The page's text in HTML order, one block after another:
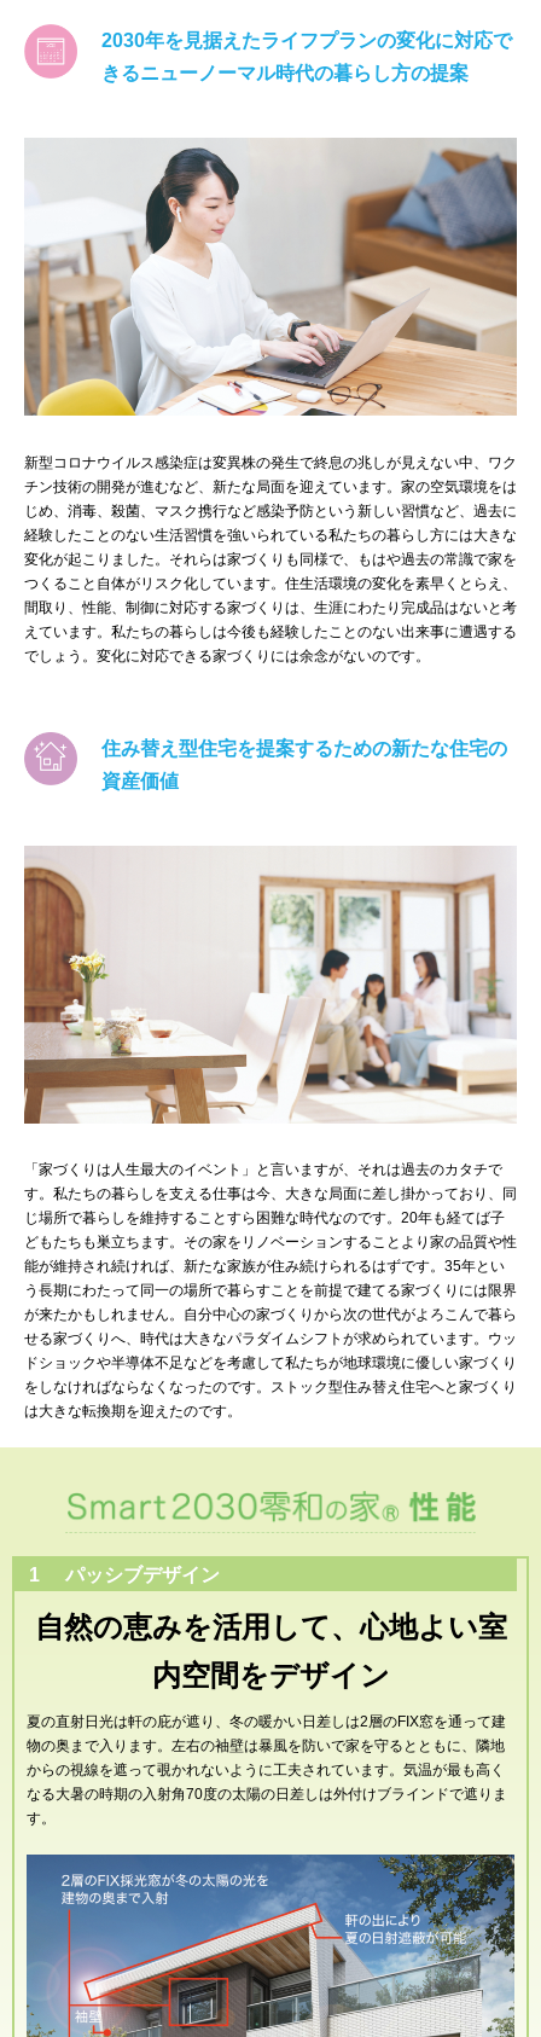
2030年を見据えたライフプランの変化に対応で
きるニューノーマル時代の暮らし方の提案
新型コロナウイルス感染症は変異株の発生で終息の兆しが見えない中、ワク
チン技術の開発が進むなど、新たな局面を迎えています。家の空気環境をは
じめ、消毒、殺菌、マスク携行など感染予防という新しい習慣など、過去に
経験したことのない生活習慣を強いられている私たちの暮らし方には大きな
変化が起こりました。それらは家づくりも同様で、もはや過去の常識で家を
つくること自体がリスク化しています。住生活環境の変化を素早くとらえ、
間取り、性能、制御に対応する家づくりは、生涯にわたり完成品はないと考
えています。私たちの暮らしは今後も経験したことのない出来事に遭遇する
でしょう。変化に対応できる家づくりには余念がないのです。
住み替え型住宅を提案するための新たな住宅の
資産価値
「家づくりは人生最大のイベント」と言いますが、それは過去のカタチで
す。私たちの暮らしを支える仕事は今、大きな局面に差し掛かっており、同
じ場所で暮らしを維持することすら困難な時代なのです。20年も経てば子
どもたちも巣立ちます。その家をリノベーションすることより家の品質や性
能が維持され続ければ、新たな家族が住み続けられるはずです。35年とい
う長期にわたって同一の場所で暮らすことを前提で建てる家づくりには限界
が来たかもしれません。自分中心の家づくりから次の世代がよろこんで暮ら
せる家づくりへ、時代は大きなパラダイムシフトが求められています。ウッ
ドショックや半導体不足などを考慮して私たちが地球環境に優しい家づくり
をしなければならなくなったのです。ストック型住み替え住宅へと家づくり
は大きな転換期を迎えたのです。
1 パッシブデザイン
自然の恵みを活用して、心地よい室
内空間をデザイン
夏の直射日光は軒の庇が遮り、冬の暖かい日差しは2層のFIX窓を通って建
物の奥まで入ります。左右の袖壁は暴風を防いで家を守るとともに、隣地
からの視線を遮って覗かれないように工夫されています。気温が最も高く
なる大暑の時期の入射角70度の太陽の日差しは外付けブラインドで遮りま
す。